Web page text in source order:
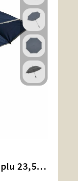
ReflectColour stormparaplu 23,5 inch